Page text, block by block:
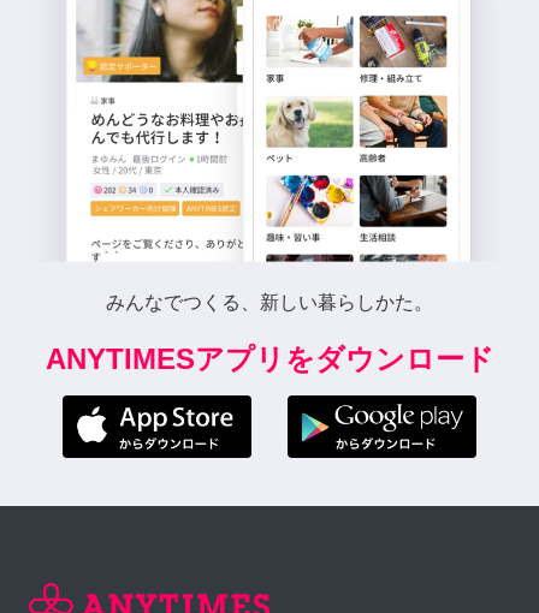
みんなでつくる、新しい暮らしかた。
ANYTIMESアプリをダウンロード